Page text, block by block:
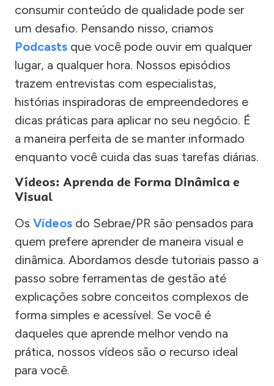
consumir conteúdo de qualidade pode ser
um desafio. Pensando nisso, criamos
Podcasts que você pode ouvir em qualquer
lugar, a qualquer hora. Nossos episódios
trazem entrevistas com especialistas,
histórias inspiradoras de empreendedores e
dicas práticas para aplicar no seu negócio. É
a maneira perfeita de se manter informado
enquanto você cuida das suas tarefas diárias.
Vídeos: Aprenda de Forma Dinâmica e
Visual
Os Vídeos do Sebrae/PR são pensados para
quem prefere aprender de maneira visual e
dinâmica. Abordamos desde tutoriais passo a
passo sobre ferramentas de gestão até
explicações sobre conceitos complexos de
forma simples e acessível. Se você é
daqueles que aprende melhor vendo na
prática, nossos vídeos são o recurso ideal
para você.